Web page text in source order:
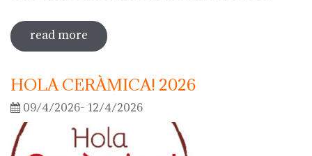
read more sobre night of the museums 2026
HOLA CERÀMICA! 2026
09/4/2026- 12/4/2026